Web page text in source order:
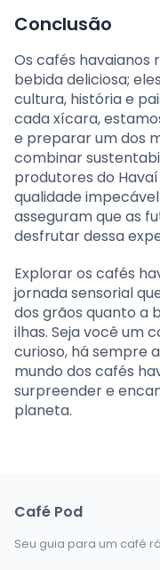
Conclusão
Os cafés havaianos
bebida deliciosa;
cultura, história e
cada xícara,
e preparar um dos
combinar
produtores do
qualidade
asseguram que as
desfrutar dessa
Explorar os cafés
jornada sensorial
dos grãos quanto a
ilhas. Seja você um
curioso, há sempre
mundo dos cafés
surpreender e
planeta.
Café Pod
Seu guia para um café